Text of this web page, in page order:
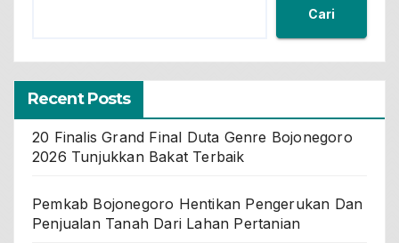
Cari
Recent Posts
20 Finalis Grand Final Duta Genre Bojonegoro
2026 Tunjukkan Bakat Terbaik
Pemkab Bojonegoro Hentikan Pengerukan Dan
Penjualan Tanah Dari Lahan Pertanian